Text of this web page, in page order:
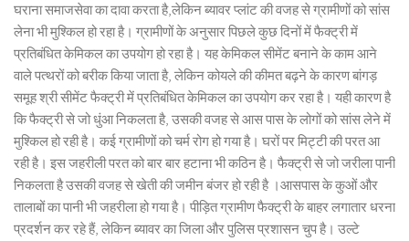
घराना समाजसेवा का दावा करता है,लेकिन ब्यावर प्लांट की वजह से ग्रामीणों को सांस
लेना भी मुश्किल हो रहा है। ग्रामीणों के अनुसार पिछले कुछ दिनों में फैक्ट्री में
प्रतिबंधित केमिकल का उपयोग हो रहा है। यह केमिकल सीमेंट बनाने के काम आने
वाले पत्थरों को बरीक किया जाता है, लेकिन कोयले की कीमत बढ़ने के कारण बांगड़
समूह श्री सीमेंट फैक्ट्री में प्रतिबंधित केमिकल का उपयोग कर रहा है। यही कारण है
कि फैक्ट्री से जो धुंआ निकलता है, उसकी वजह से आस पास के लोगों को सांस लेने में
मुश्किल हो रही है। कई ग्रामीणों को चर्म रोग हो गया है। घरों पर मिट्टी की परत आ
रही है। इस जहरीली परत को बार बार हटाना भी कठिन है। फैक्ट्री से जो जरीला पानी
निकलता है उसकी वजह से खेती की जमीन बंजर हो रही है ।आसपास के कुओं और
तालाबों का पानी भी जहरीला हो गया है। पीड़ित ग्रामीण फैक्ट्री के बाहर लगातार धरना
प्रदर्शन कर रहे हैं, लेकिन ब्यावर का जिला और पुलिस प्रशासन चुप है। उल्टे